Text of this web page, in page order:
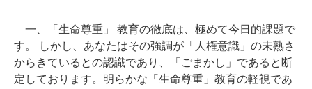
一、「生命尊重」 教育の徹底は、極めて今日的課題で
す。 しかし、あなたはその強調が「人権意識」の未熟さ
からきているとの認識であり、「ごまかし」であると断
定しております。明らかな「生命尊重」教育の軽視であ